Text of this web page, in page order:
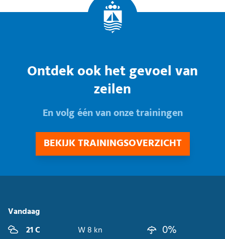
Ontdek ook het gevoel van
zeilen
En volg één van onze trainingen
BEKIJK TRAININGSOVERZICHT
Vandaag
21 C
W 8 kn 0%